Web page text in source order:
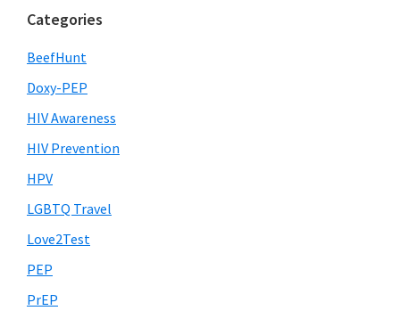
Categories
BeefHunt
Doxy-PEP
HIV Awareness
HIV Prevention
HPV
LGBTQ Travel
Love2Test
PEP
PrEP